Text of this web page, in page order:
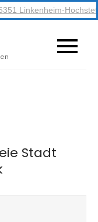
Linkenheim-
Stadt